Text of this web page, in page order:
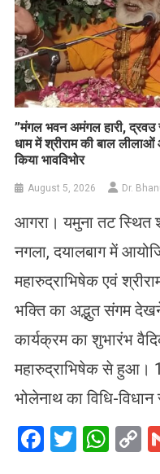
​”मंगल भवन अमंगल हारी, द्रवउ
धाम में श्रीराम की बाल लीलाओं
किया भावविभोर
August 5, 2026 Dr.
आगरा। यमुना तट स्थित
नगला, दयालबाग में
महारुद्राभिषेक एवं
भक्ति का अद्भुत संगम
कार्यक्रम का शुभारंभ
महारुद्राभिषेक से हुआ।
भोलेनाथ का विधि-
Facebook
Twitter